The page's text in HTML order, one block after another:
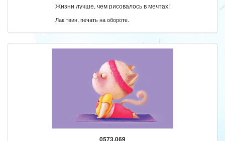
Жизни лучше, чем рисовалось в мечтах!
Лак твин, печать на обороте.
0573.069